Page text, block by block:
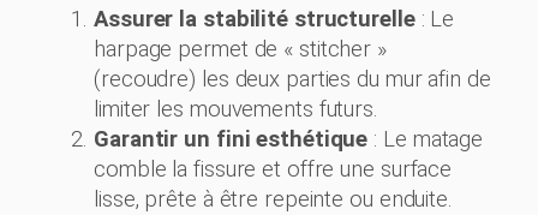
Assurer la stabilité structurelle: Le
harpage permet de « stitcher »
(recoudre) les deux parties du mur afin de
limiter les mouvements futurs.
Garantir un fini esthétique : Le matage
comble la fissure et offre une surface
lisse, prête à être repeinte ou enduite.